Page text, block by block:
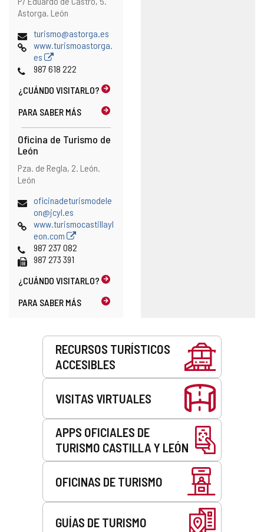
postal
Astorga. León
Dirección
de
correo
electrónico
turismo@astorga.es
Página
Web
www.turismoastorga.
es
Teléfonos
987 618 222
¿CUÁNDO VISITARLO?
PARA SABER MÁS
Oficina de Turismo de
León
Dirección
Dirección
postal
Pza. de Regla, 2. León.
León
Dirección
correo
electrónico
oficinadeturismodele
on@jcyl.es
Página
Web
www.turismocastillayl
eon.com
Teléfonos
987 237 082
Fax 987 273 391
¿CUÁNDO VISITARLO?
PARA SABER MÁS
RECURSOS TURÍSTICOS
ACCESIBLES
VISITAS VIRTUALES
APPS OFICIALES DE
TURISMO CASTILLA Y LEÓN
OFICINAS DE TURISMO
GUÍAS DE TURISMO